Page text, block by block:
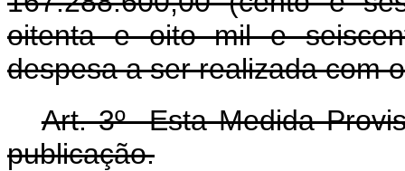
oitenta e oito mil e
despesa a ser realizada com
Art. 3º Esta Medida
publicação.